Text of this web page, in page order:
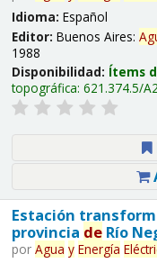
Idioma: Español
Editor: Buenos Aires:
1988
Disponibilidad: Ítems
topográfica: 621.374.5/
Estación
provincia deRío
por Agua y Energía